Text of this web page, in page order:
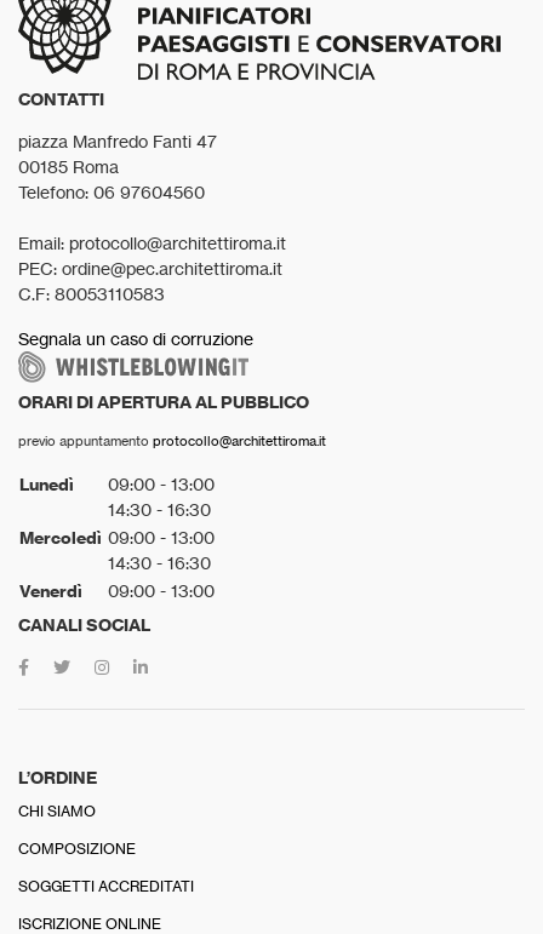
CONTATTI
piazza Manfredo Fanti 47
00185 Roma
Telefono: 06 97604560
Email: protocollo@architettiroma.it
PEC: ordine@pec.architettiroma.it
C.F: 80053110583
Segnala un caso di corruzione
ORARI DI APERTURA AL PUBBLICO
previo appuntamento protocollo@architettiroma.it
Lunedì
09:00 - 13:00
14:30 - 16:30
Mercoledì 09:00 - 13:00
14:30 - 16:30
Venerdì 09:00 - 13:00
CANALI SOCIAL
L’ORDINE
CHI SIAMO
COMPOSIZIONE
SOGGETTI ACCREDITATI
ISCRIZIONE ONLINE